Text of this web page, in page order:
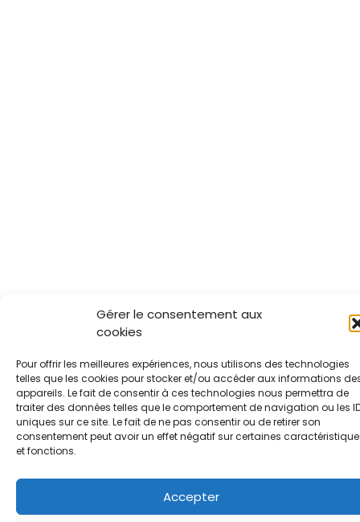
Gérer le consentement aux
cookies
Pour offrir les meilleures expériences, nous utilisons des technologies
telles que les cookies pour stocker et/ou accéder aux informations
appareils. Le fait de consentir à ces technologies nous permettra de
traiter des données telles que le comportement de navigation ou les
uniques sur ce site. Le fait de ne pas consentir ou de retirer son
consentement peut avoir un effet négatif sur certaines
et fonctions.
Accepter